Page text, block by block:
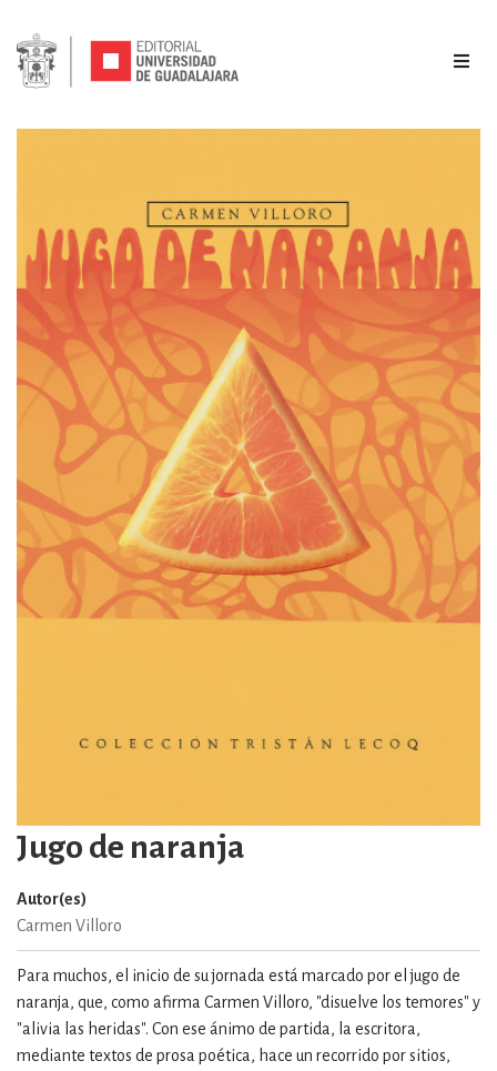
Jugo de naranja
Autor(es)
Carmen Villoro
Para muchos, el inicio de su jornada está marcado por el jugo de
naranja, que, como afirma Carmen Villoro, "disuelve los temores" y
"alivia las heridas". Con ese ánimo de partida, la escritora,
mediante textos de prosa poética, hace un recorrido por sitios,